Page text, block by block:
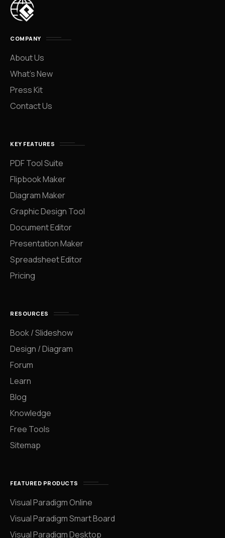
COMPANY
About Us
What’s New
Press Kit
Contact Us
KEY FEATURES
PDF Tool Suite
Flipbook Maker
Diagram Maker
Graphic Design Tool
Document Editor
Presentation Maker
Spreadsheet Editor
Pricing
RESOURCES
Book / Slideshow
Design / Diagram
Forum
Learn
Blog
Knowledge
Free Tools
Sitemap
FEATURED PRODUCTS
Visual Paradigm Online
Visual Paradigm Smart Board
Visual Paradigm Desktop